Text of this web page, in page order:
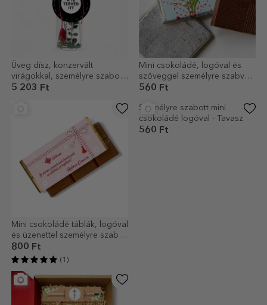
Üveg dísz, konzervált
virágokkal, személyre szabott
grafikával
5 203 Ft
Mini csokoládé, logóval és
szöveggel személyre szabva –
Hóvirágok
560 Ft
Mini csokoládé táblák, logóval
és üzenettel személyre szabva
– március 1.
800 Ft
(1)